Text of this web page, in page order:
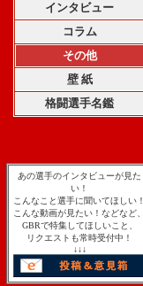
インタビュー
コラム
その他
壁 紙
格闘選手名鑑
あの選手のインタビューが見た
い！
こんなこと選手に聞いてほしい！
こんな動画が見たい！などなど、
GBRで特集してほしいこと、
リクエストも常時受付中！
↓↓↓